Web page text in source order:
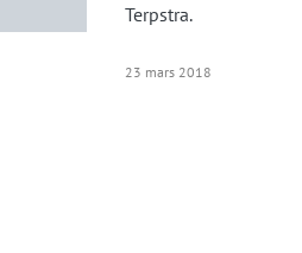
Terpstra.
23 mars 2018